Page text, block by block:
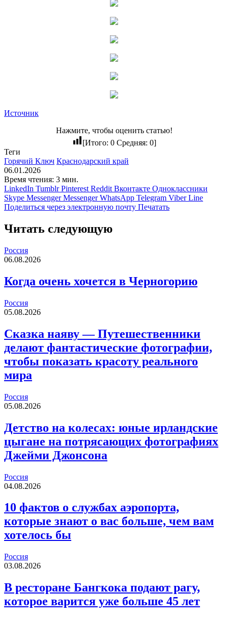
Источник
Нажмите, чтобы оценить статью!
[Итого: 0Средняя: 0]
Теги
Горячий Ключ Краснодарский край
06.01.2026
Время чтения: 3 мин.
LinkedIn Tumblr Pinterest Reddit Вконтакте Одноклассники
Skype Messenger Messenger WhatsApp Telegram Viber Line
Поделиться через электронную почту Печатать
Читать следующую
Россия
06.08.2026
Когда очень хочется в Черногорию
Россия
05.08.2026
Сказка наяву — Путешественники
делают фантастические фотографии,
чтобы показать красоту реального
мира
Россия
05.08.2026
Детство на колесах: юные ирландские
цыгане на потрясающих фотографиях
Джейми Джонсона
Россия
04.08.2026
10 фактов о службах аэропорта,
которые знают о вас больше, чем вам
хотелось бы
Россия
03.08.2026
В ресторане Бангкока подают рагу,
которое варится уже больше 45 лет